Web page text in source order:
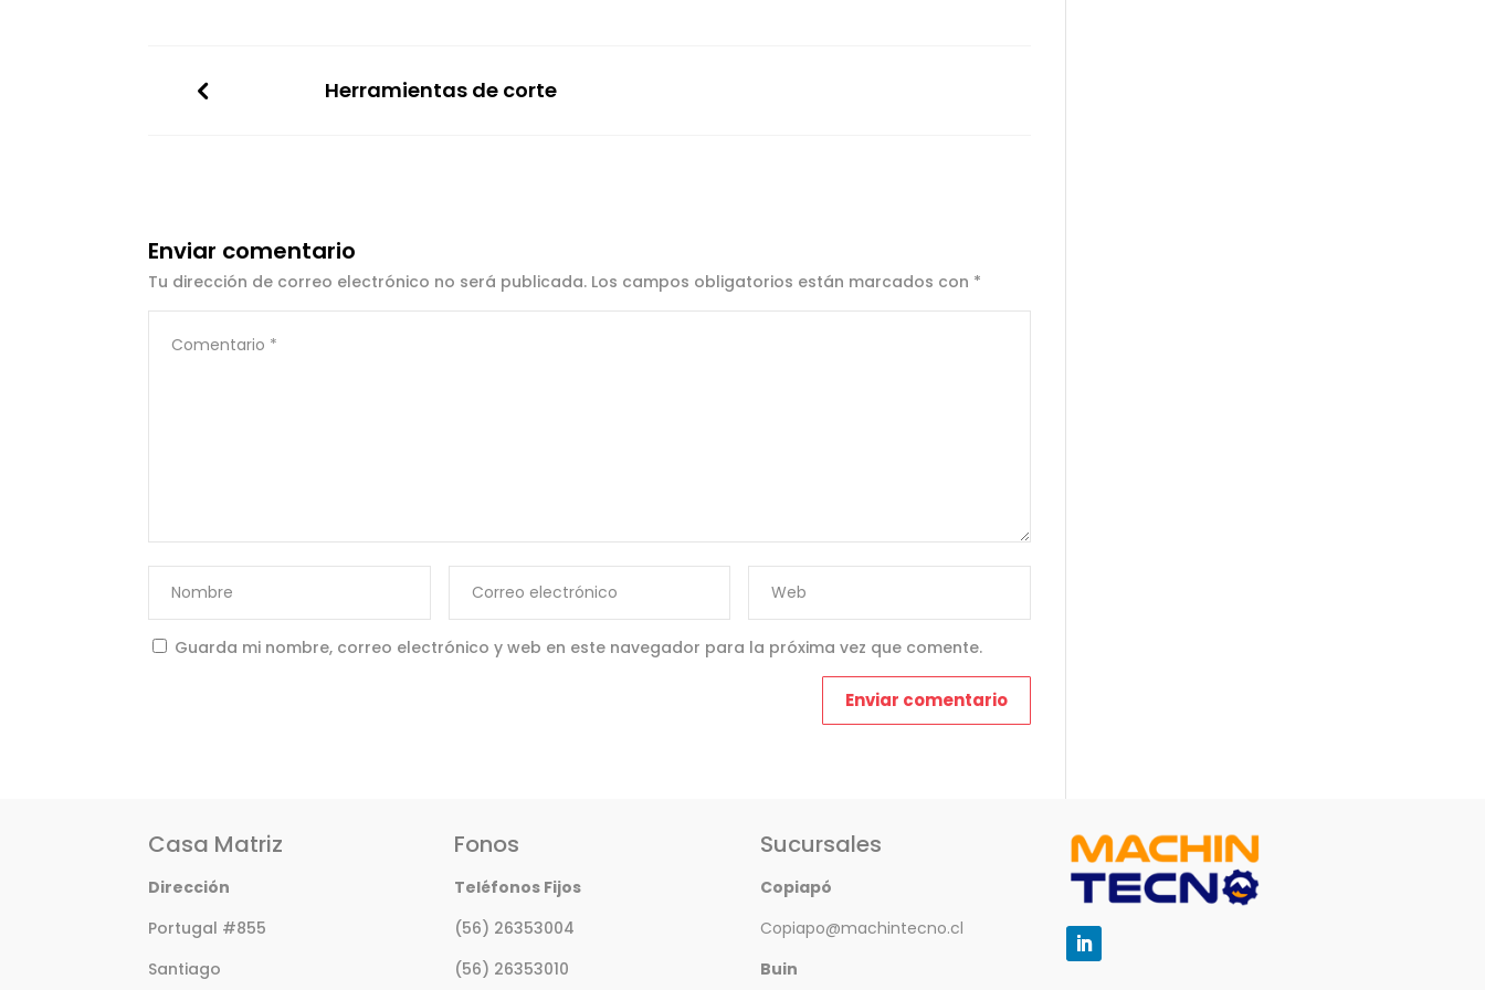
Herramientas de corte
Enviar comentario
Tu dirección de correo electrónico no será publicada. Los campos obligatorios están marcados con *
Guarda mi nombre, correo electrónico y web en este navegador para la próxima vez que comente.
Casa Matriz
Dirección
Portugal #855
Santiago
Fonos
Teléfonos Fijos
(56) 26353004
(56) 26353010
Sucursales
Copiapó
Copiapo@machintecno.cl
Buin